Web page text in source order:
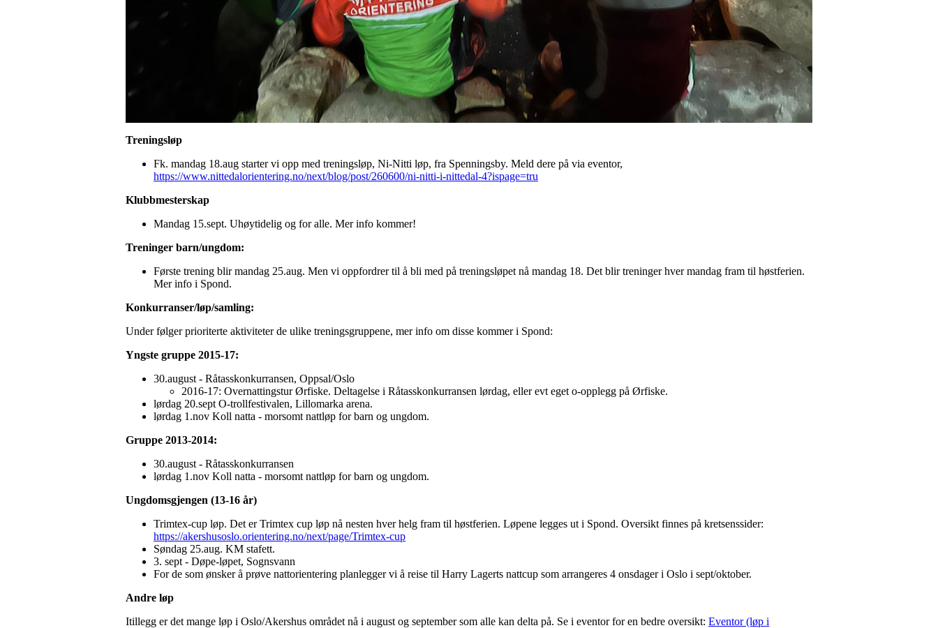
Treningsløp
Fk. mandag 18.aug starter vi opp med treningsløp, Ni-Nitti løp, fra Spenningsby. Meld dere på via eventor,
https://www.nittedalorientering.no/next/blog/post/260600/ni-nitti-i-nittedal-4?ispage=tru
Klubbmesterskap
Mandag 15.sept. Uhøytidelig og for alle. Mer info kommer!
Treninger barn/ungdom:
Første trening blir mandag 25.aug. Men vi oppfordrer til å bli med på treningsløpet nå mandag 18. Det blir treninger hver mandag fram til høstferien.
Mer info i Spond.
Konkurranser/løp/samling:
Under følger prioriterte aktiviteter de ulike treningsgruppene, mer info om disse kommer i Spond:
Yngste gruppe 2015-17:
30.august - Råtasskonkurransen, Oppsal/Oslo
2016-17: Overnattingstur Ørfiske. Deltagelse i Råtasskonkurransen lørdag, eller evt eget o-opplegg på Ørfiske.
lørdag 20.sept O-trollfestivalen, Lillomarka arena.
lørdag 1.nov Koll natta - morsomt nattløp for barn og ungdom.
Gruppe 2013-2014:
30.august - Råtasskonkurransen
lørdag 1.nov Koll natta - morsomt nattløp for barn og ungdom.
Ungdomsgjengen (13-16 år)
Trimtex-cup løp. Det er Trimtex cup løp nå nesten hver helg fram til høstferien. Løpene legges ut i Spond. Oversikt finnes på kretsenssider:
https://akershusoslo.orientering.no/next/page/Trimtex-cup
Søndag 25.aug. KM stafett.
3. sept - Døpe-løpet, Sognsvann
For de som ønsker å prøve nattorientering planlegger vi å reise til Harry Lagerts nattcup som arrangeres 4 onsdager i Oslo i sept/oktober.
Andre løp
Itillegg er det mange løp i Oslo/Akershus området nå i august og september som alle kan delta på. Se i eventor for en bedre oversikt: Eventor (løp i